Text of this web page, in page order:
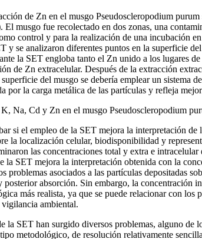
de Zn en el musgo Pseudoscleropodium
musgo fue recolectado en dos zonas, una
control y para la realización de una incubación
y se analizaron diferentes puntos en la superficie
la SET engloba tanto el Zn unido a los lugares
de Zn extracelular. Después de la extracción
del musgo se debería emplear un sistema
por la carga metálica de las partículas y refleja
Na, Cd y Zn en el musgo Pseudoscleropodium
si el empleo de la SET mejora la interpretación
la localización celular, biodisponibilidad y
las concentraciones total y extra e
la SET mejora la interpretación obtenida con la
problemas asociados a las partículas depositadas
absorción. Sin embargo, la concentración
más realista, ya que se puede relacionar con
ambiental.
SET han surgido diversos problemas, alguno de
metodológico, de resolución relativamente